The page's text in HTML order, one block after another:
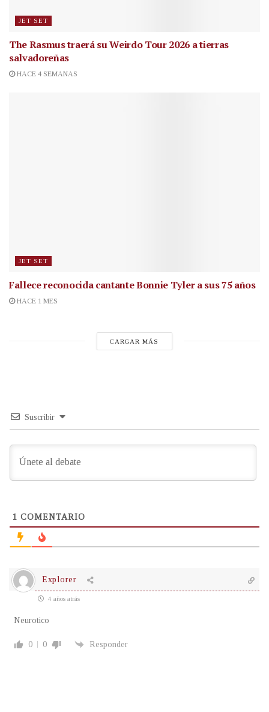
JET SET
The Rasmus traerá su Weirdo Tour 2026 a tierras
salvadoreñas
HACE 4 SEMANAS
JET SET
Fallece reconocida cantanteBonnie Tyler a sus 75 años
HACE 1 MES
CARGAR MÁS
Suscribir
1 COMENTARIO
Explorer
4 años atrás
Neurotico
0 0 Responder